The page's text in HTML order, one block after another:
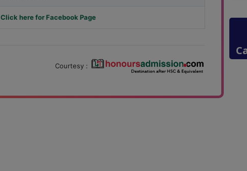
Click here for Facebook Page
Courtesy :